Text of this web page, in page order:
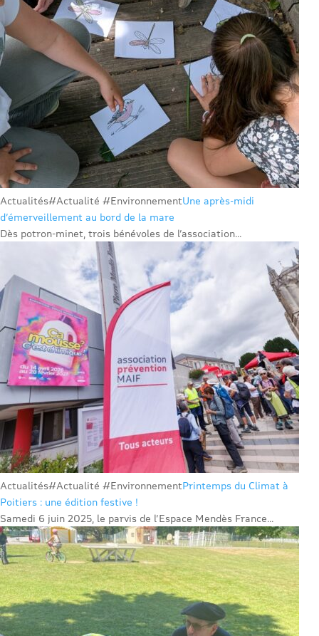
Actualités#Actualité #EnvironnementUne après-midi
d’émerveillement au bord de la mare
Dès potron-minet, trois bénévoles de l’association...
Actualités#Actualité #EnvironnementPrintemps du Climat à
Poitiers : une édition festive !
Samedi 6 juin 2025, le parvis de l’Espace Mendès France...